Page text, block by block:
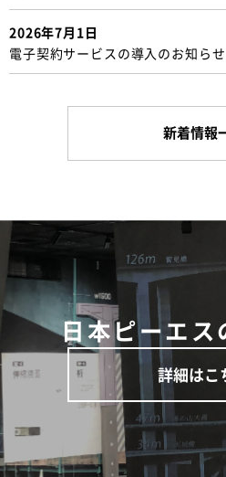
2026年7月1日
電子契約サービスの導入のお知らせ
新着情報
日本ピーエス
詳細はこ